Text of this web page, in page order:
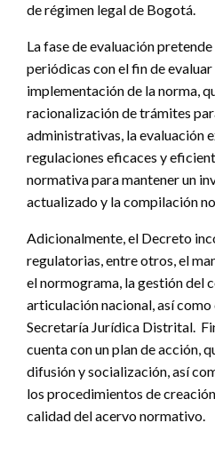
de régimen legal de Bogotá.
La fase de evaluación
periódicas con el fin de
implementación de la norma,
racionalización de trámites
administrativas, la evaluación
regulaciones eficaces y
normativa para mantener un
actualizado y la compilación
Adicionalmente, el Decreto
regulatorias, entre otros, el
el normograma, la gestión del
articulación nacional, así
Secretaría Jurídica Distrital.
cuenta con un plan de acción,
difusión y socialización, así
los procedimientos de
calidad del acervo normativo.